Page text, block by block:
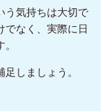
う気持ちは大切で
でなく、実際に日
しましょう。